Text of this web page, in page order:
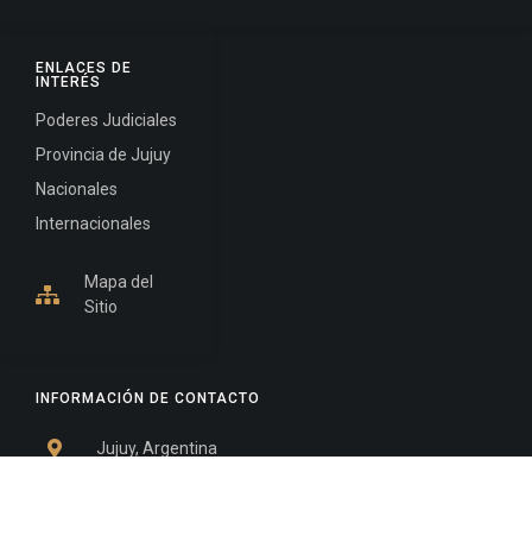
INFORMACIÓN DE CONTACTO
Jujuy, Argentina
ENLACES DE
INTERÉS
Poderes Judiciales
Provincia de Jujuy
Nacionales
Internacionales
Mapa del
Sitio